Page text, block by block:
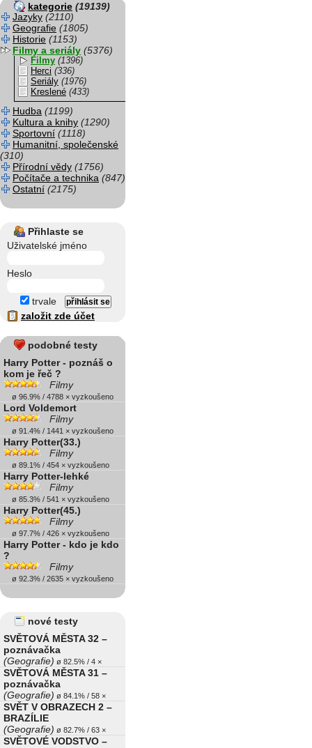
kategorie (19139)
Jazyky (2110)
Geografie (1805)
Historie (1153)
Filmy a seriály (5376)
Filmy (1396)
Herci (336)
Seriály (1976)
Kreslené (433)
Hudba (1199)
Kultura a knihy (1290)
Sportovní (1118)
Humanitní, společenské
(310)
Přírodní vědy (1756)
Počítače a technika (847)
Ostatní (2175)
Přihlaste se
Uživatelské jméno
Heslo
trvale
založit zde účet
podobné testy
Harry Potter - poznáš o
kom je řeč ?
Filmy
ø 96.9% / 4788 × vyzkoušeno
Lord Voldemort
Filmy
ø 91.4% / 1441 × vyzkoušeno
Harry Potter(33.)
Filmy
ø 89.1% / 454 × vyzkoušeno
Harry Potter-lehké
Filmy
ø 85.3% / 541 × vyzkoušeno
Harry Potter(45.)
Filmy
ø 97.7% / 426 × vyzkoušeno
Harry Potter - kdo je kdo
?
Filmy
ø 92.3% / 2635 × vyzkoušeno
nové testy
SVĚTOVÁ MĚSTA 32 –
poznávačka
(Geografie) ø 82.5% / 4 ×
SVĚTOVÁ MĚSTA 31 –
poznávačka
(Geografie) ø 84.1% / 58 ×
SVĚT V OBRAZECH 2 –
BRAZÍLIE
(Geografie) ø 82.7% / 63 ×
SVĚTOVÉ VODSTVO –